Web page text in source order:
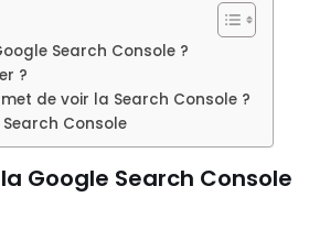
Search Console ?
?
de voir la Search Console ?
Console
Google Search Console